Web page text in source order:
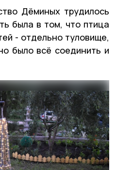
Дёминых трудилось
была в том, что птица
- отдельно туловище,
было всё соединить и